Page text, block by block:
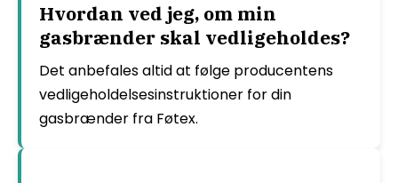
Hvordan ved jeg, om min
gasbrænder skal vedligeholdes?
Det anbefales altid at følge producentens
vedligeholdelsesinstruktioner for din
gasbrænder fra Føtex.